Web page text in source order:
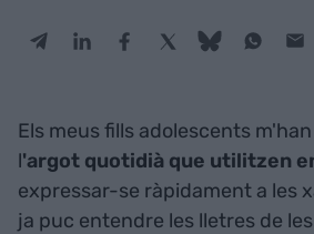
Els meus fills adolescents
l'argot quotidià que utilitzen
expressar-se ràpidament a les
ja puc entendre les lletres de